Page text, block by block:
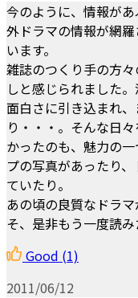
今のように、情報が
外ドラマの情報が網
います。
雑誌のつくり手の方
しと感じられました
面白さに引き込まれ
り・・・。そんな日
かったのも、魅力の
プの写真があったり
ていたり。
あの頃の良質なドラ
そ、是非もう一度読み
Good (1)
2011/06/12